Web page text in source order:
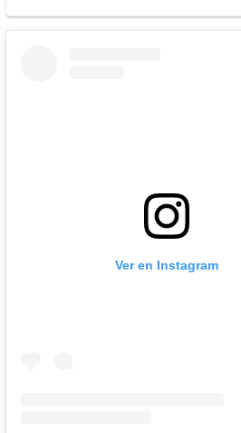
Ver en Instagram